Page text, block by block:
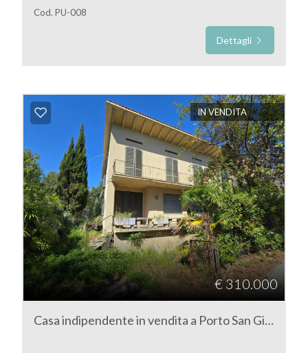
Cod. PU-008
Dettagli
IN VENDITA
€ 310.000
Casa indipendente in vendita a Porto San Giorgio